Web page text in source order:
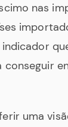
nas
indicador
conseguir
uma